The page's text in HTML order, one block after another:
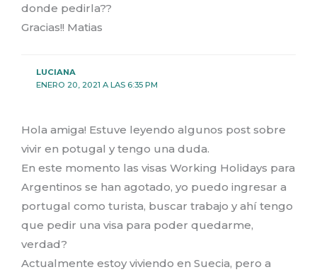
donde pedirla??
Gracias!! Matias
LUCIANA
ENERO 20, 2021 A LAS 6:35 PM
Hola amiga! Estuve leyendo algunos post sobre
vivir en potugal y tengo una duda.
En este momento las visas Working Holidays para
Argentinos se han agotado, yo puedo ingresar a
portugal como turista, buscar trabajo y ahí tengo
que pedir una visa para poder quedarme,
verdad?
Actualmente estoy viviendo en Suecia, pero a